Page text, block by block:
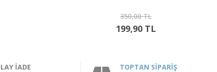
250,00 TL
149,90 TL
İADE TOPTAN SİPARİŞ